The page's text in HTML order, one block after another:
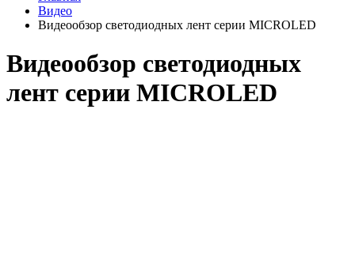
Видео
Видеообзор светодиодных лент серии MICROLED
Видеообзор светодиодных
лент серии MICROLED